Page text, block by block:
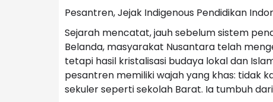
Pesantren, Jejak Indigenous Pendidikan
Sejarah mencatat, jauh sebelum sistem
Belanda, masyarakat Nusantara telah
tetapi hasil kristalisasi budaya lokal dan
pesantren memiliki wajah yang khas: tidak
sekuler seperti sekolah Barat. Ia tumbuh